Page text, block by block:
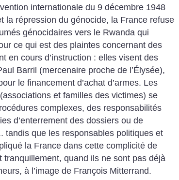
internationale du 9 décembre 1948
la répression du génocide, la France refuse
génocidaires vers le Rwanda qui
ce qui est des plaintes concernant des
en cours d’instruction : elles visent des
Barril (mercenaire proche de l’Élysée),
le financement d’achat d’armes. Les
et familles des victimes) se
complexes, des responsabilités
d’enterrement des dossiers ou de
tandis que les responsables politiques et
la France dans cette complicité de
tranquillement, quand ils ne sont pas déjà
à l’image de François Mitterrand.